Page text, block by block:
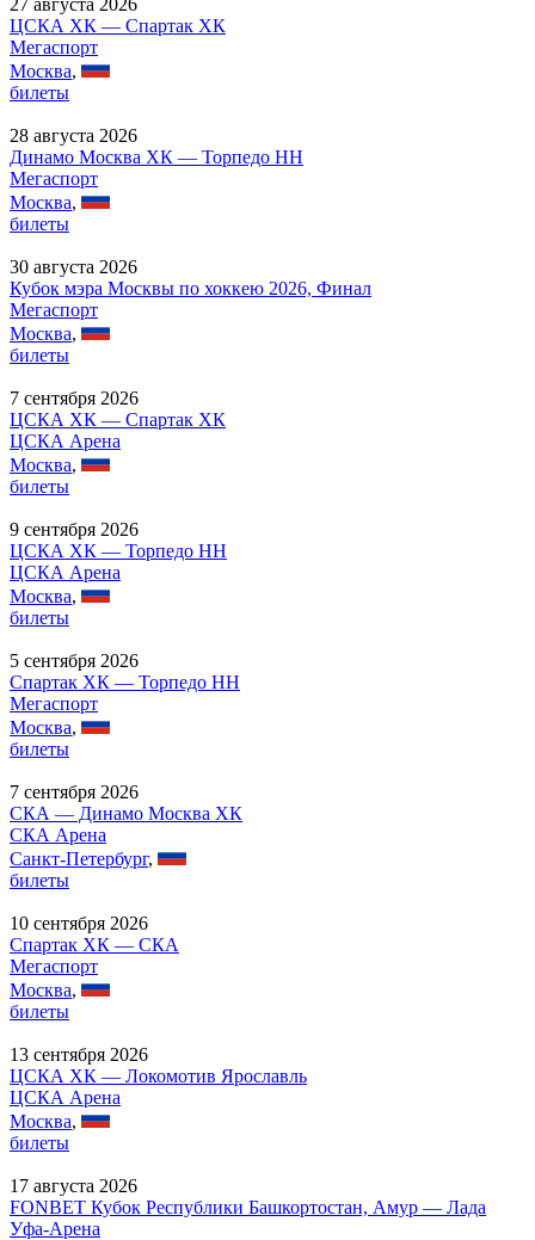
27 августа 2026
ЦСКА ХК — Спартак ХК
Мегаспорт
Москва,
билеты
28 августа 2026
Динамо Москва ХК — Торпедо НН
Мегаспорт
Москва,
билеты
30 августа 2026
Кубок мэра Москвы по хоккею 2026, Финал
Мегаспорт
Москва,
билеты
7 сентября 2026
ЦСКА ХК — Спартак ХК
ЦСКА Арена
Москва,
билеты
9 сентября 2026
ЦСКА ХК — Торпедо НН
ЦСКА Арена
Москва,
билеты
5 сентября 2026
Спартак ХК — Торпедо НН
Мегаспорт
Москва,
билеты
7 сентября 2026
СКА — Динамо Москва ХК
СКА Арена
Санкт-Петербург,
билеты
10 сентября 2026
Спартак ХК — СКА
Мегаспорт
Москва,
билеты
13 сентября 2026
ЦСКА ХК — Локомотив Ярославль
ЦСКА Арена
Москва,
билеты
17 августа 2026
FONBET Кубок Республики Башкортостан, Амур — Лада
Уфа-Арена